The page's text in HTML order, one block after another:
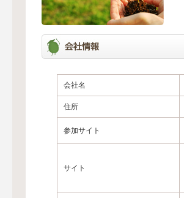
会社名
住所
参加サイト
サイト